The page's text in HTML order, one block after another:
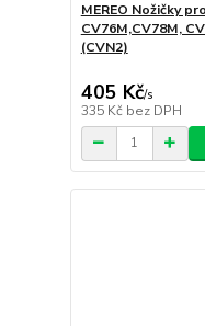
MEREO Nožičky
CV76M,CV78M,
(CVN2)
405 Kč/s
335 Kč bez DPH